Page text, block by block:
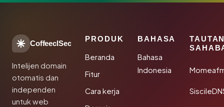
CoffeeclSec
Intelijen domain
otomatis dan
independen
untuk web
PRODUK
Beranda
Fitur
Cara kerja
BAHASA
Bahasa
Indonesia